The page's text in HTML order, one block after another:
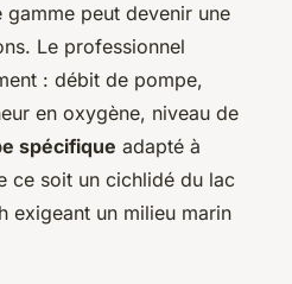
gamme peut devenir une
Le professionnel
: débit de pompe,
en oxygène, niveau de
spécifique adapté à
ce soit un cichlidé du lac
exigeant un milieu marin